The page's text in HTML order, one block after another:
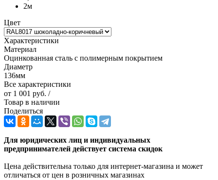
2м
Цвет
Характеристики
Материал
Оцинкованная сталь с полимерным покрытием
Диаметр
136мм
Все характеристики
от 1 001 руб. /
Товар в наличии
Поделиться
Для юридических лиц и индивидуальных
предпринимателей действует система скидок
Цена действительна только для интернет-магазина и может
отличаться от цен в розничных магазинах